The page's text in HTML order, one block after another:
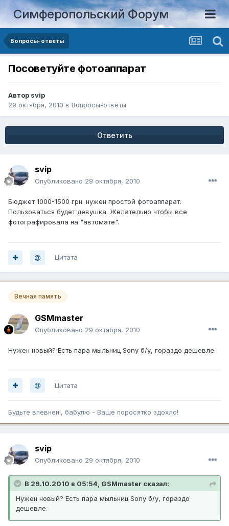
Симферопольский Форум
Вопросы-ответы
Посоветуйте фотоаппарат
Автор svip
29 октября, 2010 в Вопросы-ответы
Ответить
svip
Опубликовано 29 октября, 2010
Бюджет 1000-1500 грн. нужен простой фотоаппарат.
Пользоваться будет девушка. Желательно чтобы все
фотографировала на "автомате".
Цитата
Вечная память
GSMmaster
Опубликовано 29 октября, 2010
Нужен новый? Есть пара мыльниц Sony б/у, гораздо дешевле.
Цитата
Будьте впевненi, бабулю - Ваше поросятко здохло!
svip
Опубликовано 29 октября, 2010
В 29.10.2010 в 05:54, GSMmaster сказал:
Нужен новый? Есть пара мыльниц Sony б/у, гораздо
дешевле.